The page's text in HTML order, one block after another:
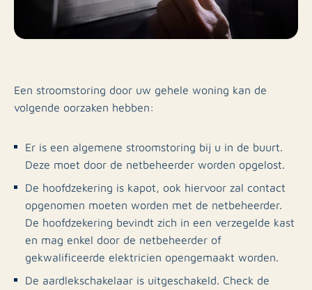
Een stroomstoring door uw gehele woning kan de
volgende oorzaken hebben:
Er is een algemene stroomstoring bij u in de buurt.
Deze moet door de netbeheerder worden opgelost.
De hoofdzekering is kapot, ook hiervoor zal contact
opgenomen moeten worden met de netbeheerder.
De hoofdzekering bevindt zich in een verzegelde kast
en mag enkel door de netbeheerder of
gekwalificeerde elektricien opengemaakt worden.
De aardlekschakelaar is uitgeschakeld. Check de